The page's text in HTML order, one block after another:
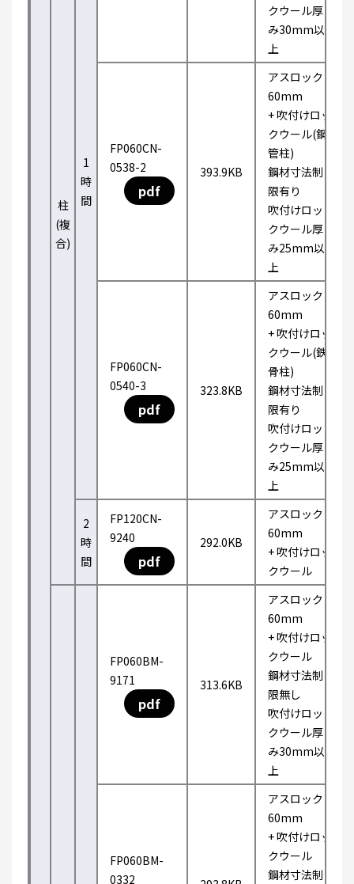
柱
(複
合)
1
時
間
クウール厚
み30mm以
上
FP060CN-
0538-2
pdf
393.9KB
アスロック
60mm
+ 吹付けロッ
クウール(鋼
管柱)
鋼材寸法制
限有り
吹付けロッ
クウール厚
み25mm以
上
FP060CN-
0540-3
pdf
323.8KB
アスロック
60mm
+ 吹付けロッ
クウール(鉄
骨柱)
鋼材寸法制
限有り
吹付けロッ
クウール厚
み25mm以
上
2
時
間
FP120CN-
9240
pdf
292.0KB
アスロック
60mm
+ 吹付けロッ
クウール
FP060BM-
9171
pdf
313.6KB
アスロック
60mm
+ 吹付けロッ
クウール
鋼材寸法制
限無し
吹付けロッ
クウール厚
み30mm以
上
FP060BM-
0332
アスロック
60mm
+ 吹付けロッ
クウール
鋼材寸法制